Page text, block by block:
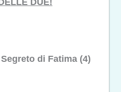
di Fatima (4)